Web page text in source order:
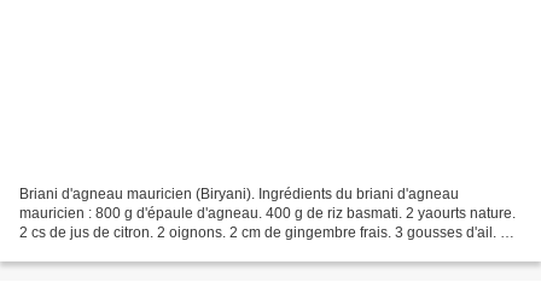
Briani d'agneau mauricien (Biryani). Ingrédients du briani d'agneau
mauricien : 800 g d'épaule d'agneau. 400 g de riz basmati. 2 yaourts nature.
2 cs de jus de citron. 2 oignons. 2 cm de gingembre frais. 3 gousses d'ail. 1